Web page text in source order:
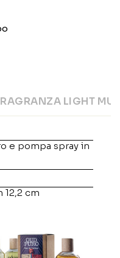
LIGHT
e pompa spray in
12,2 cm